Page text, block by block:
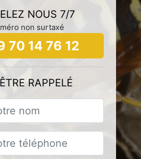
NOUS 7/7
non surtaxé
70 14 76 12
RAPPELÉ